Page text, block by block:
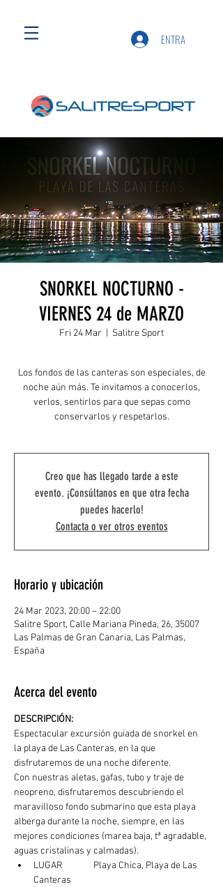
ENTRA
SNORKEL NOCTURNO -
VIERNES 24 de MARZO
Fri 24 Mar Salitre Sport
Los fondos de las canteras son especiales, de
noche aún más. Te invitamos a conocerlos,
verlos, sentirlos para que sepas como
conservarlos y respetarlos.
Creo que has llegado tarde a este
evento. ¡Consúltanos en que otra fecha
puedes hacerlo!
Contacta o ver otros eventos
Horario y ubicación
24 Mar 2023, 20:00 – 22:00
Salitre Sport, Calle Mariana Pineda, 26, 35007
Las Palmas de Gran Canaria, Las Palmas,
España
Acerca del evento
DESCRIPCIÓN:
Espectacular excursión guiada de snorkel en
la playa de Las Canteras, en la que
disfrutaremos de una noche diferente.
Con nuestras aletas, gafas, tubo y traje de
neopreno, disfrutaremos descubriendo el
maravilloso fondo submarino que esta playa
alberga durante la noche, siempre, en las
mejores condiciones (marea baja, tª agradable,
aguas cristalinas y calmadas).
LUGAR	  Playa Chica, Playa de Las
Canteras